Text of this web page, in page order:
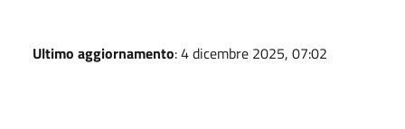
Ultimo aggiornamento: 4 dicembre 2025, 07:02